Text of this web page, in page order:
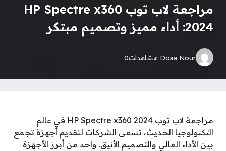
مراجعة لاب توب HP Spectre x360
2024: أداء مميز وتصميم مبتكر
Doaa Nour مشاهدات0
مراجعة لاب توب HP Spectre x360 2024 في عالم
التكنولوجيا الحديث، تسعى الشركات لتقديم أجهزة تجمع
بين الأداء العالي والتصميم الأنيق. واحد من أبرز الأجهزة